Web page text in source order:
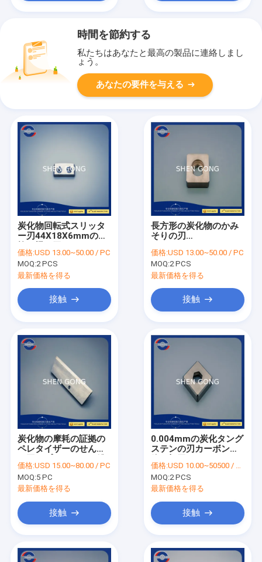
時間を節約する
私たちはあなたと最高の製品に連絡しまし
ょう。
あなたの要件を与える
炭化物回転式スリッタ
ー刃44X18X6mmの打
価格:USD 13.00~50.00 / PC
MOQ:2 PCS
最新価格を得る
接触
長方形の炭化物のかみ
そりの刃
グステンのかみそりの
刃
価格:USD 13.00~50.00 / PC
MOQ:2 PCS
最新価格を得る
接触
炭化物の摩耗の証拠の
ペレタイザーのせん断
砕機の刃ISO9001
価格:USD 15.00~80.00 / PC
MOQ:5 PC
最新価格を得る
接触
0.004mmの炭化タング
ステンの刃カーボン繊
価格:USD 10.00~50500 / PC
MOQ:2 PCS
最新価格を得る
接触